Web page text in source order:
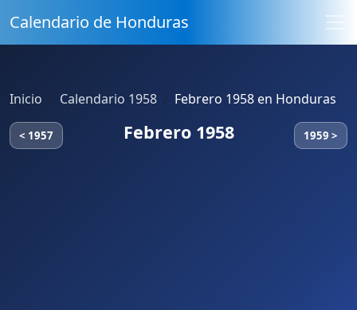
Calendario de Honduras
Inicio Calendario 1958 Febrero 1958 en Honduras
< 1957 Febrero 1958 1959 >